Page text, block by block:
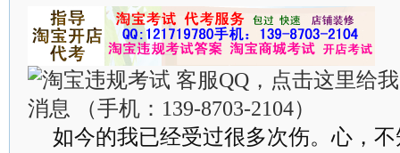
如今的我已经受过很多次伤。心，